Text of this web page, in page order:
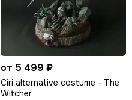
от 5 499 ₽
Ciri alternative costume - The
Witcher